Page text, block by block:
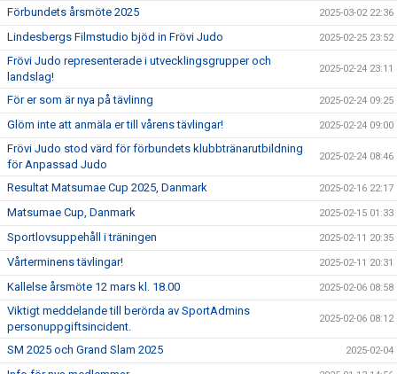
Förbundets årsmöte 2025 2025-03-02 22:36
Lindesbergs Filmstudio bjöd in Frövi Judo 2025-02-25 23:52
Frövi Judo representerade i utvecklingsgrupper och
landslag!
2025-02-24 23:11
För er som är nya på tävlinng 2025-02-24 09:25
Glöm inte att anmäla er till vårens tävlingar! 2025-02-24 09:00
Frövi Judo stod värd för förbundets klubbtränarutbildning
för Anpassad Judo
2025-02-24 08:46
Resultat Matsumae Cup 2025, Danmark 2025-02-16 22:17
Matsumae Cup, Danmark 2025-02-15 01:33
Sportlovsuppehåll i träningen 2025-02-11 20:35
Vårterminens tävlingar! 2025-02-11 20:31
Kallelse årsmöte 12 mars kl. 18.00 2025-02-06 08:58
Viktigt meddelande till berörda av SportAdmins
personuppgiftsincident.
2025-02-06 08:12
SM 2025 och Grand Slam 2025 2025-02-04